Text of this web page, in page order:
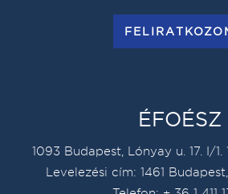
ÉFOÉSZ
1093 Budapest, Lónyay u. 17. I/1.
Levelezési cím: 1461